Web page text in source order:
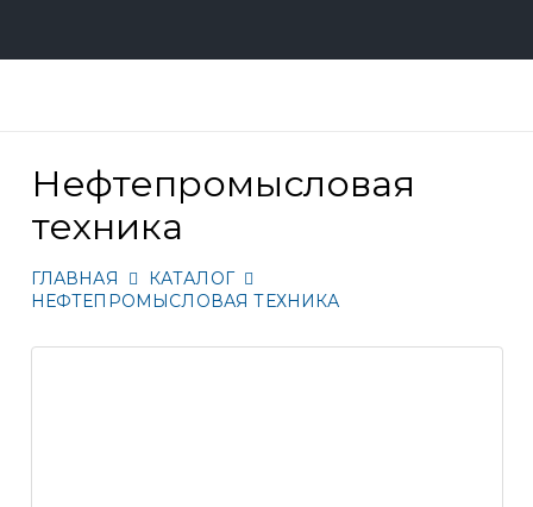
Нефтепромысловая
техника
ГЛАВНАЯ
КАТАЛОГ
НЕФТЕПРОМЫСЛОВАЯ ТЕХНИКА